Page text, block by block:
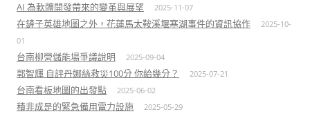
AI 為軟體開發帶來的變革與展望 2025-11-07
在鏟子英雄地圖之外，花蓮馬太鞍溪堰塞湖事件的資訊協作
2025-10-
01
台南柳營儲能場爭議說明 2025-09-04
郭智輝 自評丹娜絲救災100分 你給幾分？ 2025-07-21
台南看板地圖的出發點 2025-06-02
積非成是的緊急備用電力設施 2025-05-29